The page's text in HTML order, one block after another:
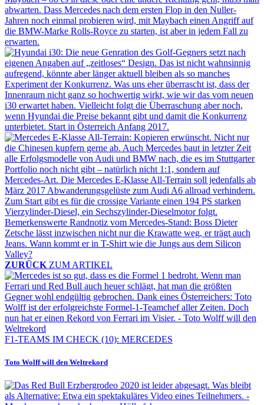
ZURÜCK ZUM ARTIKEL
F1-TEAMS IM CHECK (10): MERCEDES
Toto Wolff will den Weltrekord